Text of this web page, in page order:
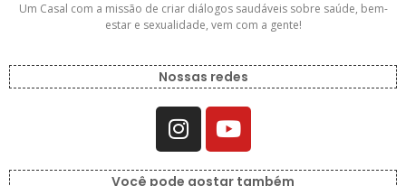
Um Casal com a missão de criar diálogos saudáveis sobre saúde, bem-
estar e sexualidade, vem com a gente!
Nossas redes
Você pode gostar também